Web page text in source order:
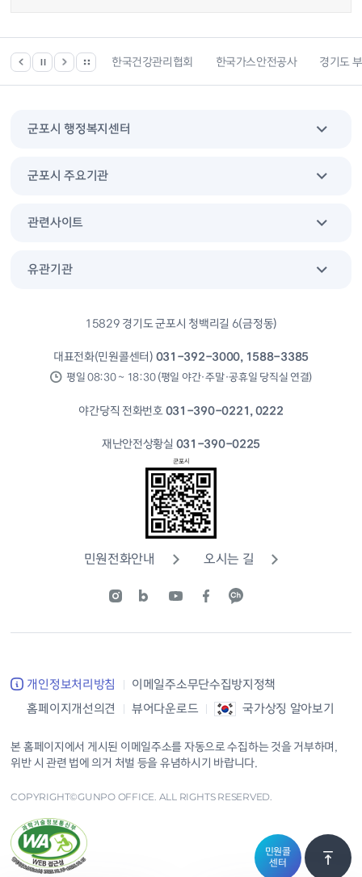
등 위치찾기서비스 한국건강관리협회 한국가스안전공사 경기도
군포시 행정복지센터
군포시 주요기관
관련사이트
유관기관
15829 경기도 군포시 청백리길 6(금정동)
대표전화(민원콜센터) 031-392-3000, 1588-3385
평일 08:30 ~ 18:30 (평일 야간·주말·공휴일 당직실 연결)
야간당직 전화번호031-390-0221, 0222
재난안전상황실 031-390-0225
민원전화안내 오시는 길
개인정보처리방침
이메일주소무단수집방지정책
홈페이지개선의견
뷰어다운로드 국가상징 알아보기
본 홈페이지에서 게시된 이메일주소를 자동으로 수집하는 것을 거부하며,
위반 시 관련 법에 의거 처벌 등을 유념하시기 바랍니다.
COPYRIGHT©GUNPO OFFICE. ALL RIGHTS RESERVED.
민원콜
센터